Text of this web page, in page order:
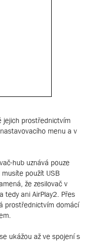
jejich prostřednictvím
menu a v
hub uznává pouze
použít USB
že zesilovač v
tedy ani AirPlay2. Přes
prostřednictvím domácí
ukážou až ve spojení s